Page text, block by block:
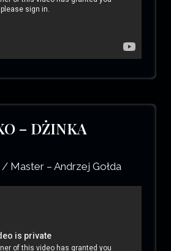
– DŻINKA
Master – Andrzej Gołda